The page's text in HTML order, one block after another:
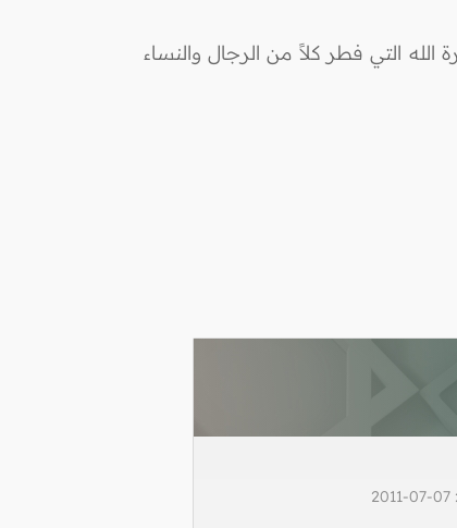
التي فطر كلاً من الرجال والنساء